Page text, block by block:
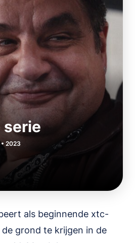
serie
2023
als beginnende xtc-
grond te krijgen in de